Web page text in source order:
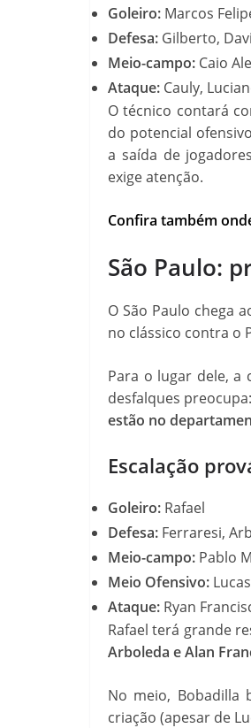
Goleiro: Marcos
Defesa: Gilberto,
Meio-campo: Caio
Ataque: Cauly,
O técnico contará
do potencial
a saída de
exige atenção.
Confira também
São Paulo:
O São Paulo chega
no clássico contra o
Para o lugar dele, a
desfalques
estão no
Escalação
Goleiro: Rafael
Defesa: Ferraresi,
Meio-campo: Pablo
Meio Ofensivo:
Ataque: Ryan
Rafael terá grande
Arboleda e Alan
No meio, Bobadilla
criação (apesar de